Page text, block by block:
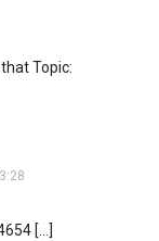
Topic:
[…]